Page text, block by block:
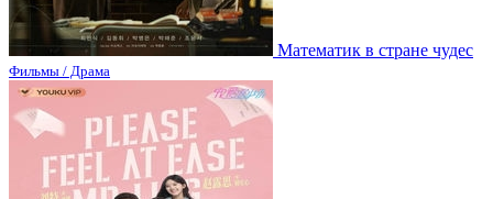
Математик в стране чудес
Фильмы / Драма